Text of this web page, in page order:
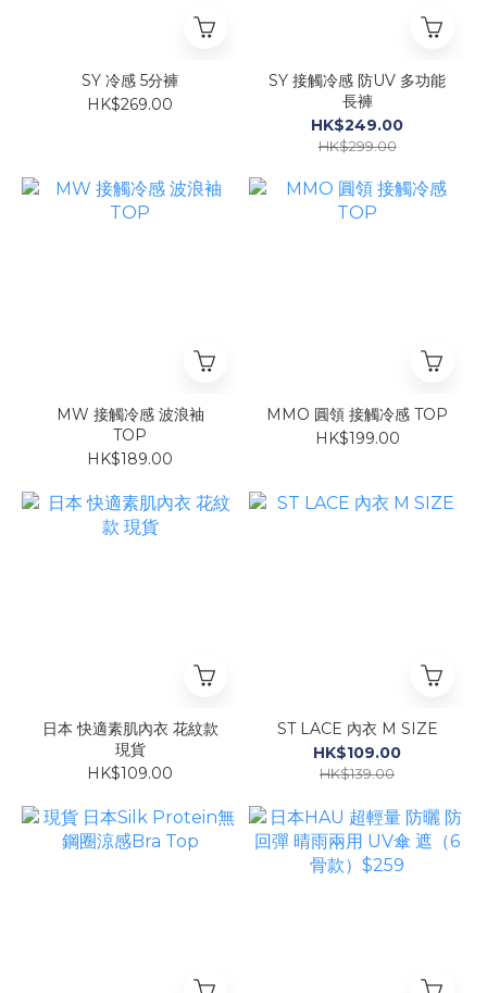
SY 冷感 5分褲
HK$269.00
SY 接觸冷感 防UV 多功能
長褲
HK$249.00
HK$299.00
MW 接觸冷感 波浪袖
TOP
HK$189.00
MMO 圓領 接觸冷感 TOP
HK$199.00
日本 快適素肌內衣 花紋款
現貨
HK$109.00
ST LACE 內衣 M SIZE
HK$109.00
HK$139.00